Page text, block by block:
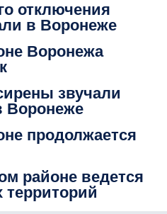
отключения
в Воронеже
Воронежа
звучали
Воронеже
продолжается
районе ведется